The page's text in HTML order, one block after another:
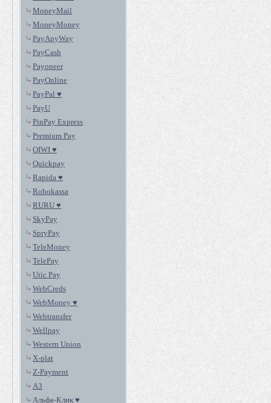
MoneyMail
MoneyMoney
PayAnyWay
PayCash
Payoneer
PayOnline
PayPal ♥
PayU
PinPay Express
Premium Pay
QIWI ♥
Quickpay
Rapida ♥
Robokassa
RURU ♥
SkyPay
SpryPay
TeleMoney
TelePay
Utic Pay
WebCreds
WebMoney ♥
Webtransfer
Wellpay
Western Union
X-plat
Z-Payment
А3
Альфа-Клик ♥